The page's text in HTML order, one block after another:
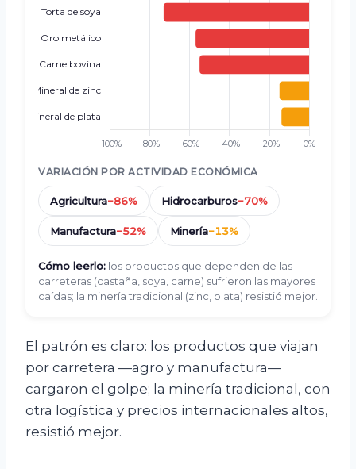
VARIACIÓN POR ACTIVIDAD ECONÓMICA
Agricultura−86% Hidrocarburos−70%
Manufactura−52% Minería−13%
Cómo leerlo: los productos que dependen de las
carreteras (castaña, soya, carne) sufrieron las mayores
caídas; la minería tradicional (zinc, plata) resistió mejor.
El patrón es claro: los productos que viajan
por carretera —agro y manufactura—
cargaron el golpe; la minería tradicional, con
otra logística y precios internacionales altos,
resistió mejor.